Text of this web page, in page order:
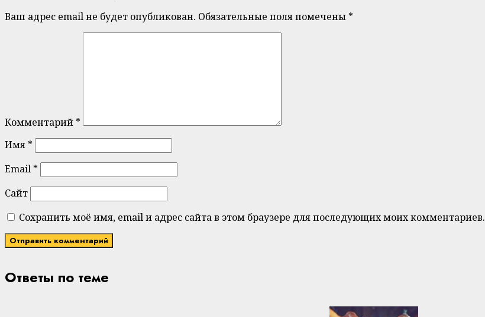
Ваш адрес email не будет опубликован. Обязательные поля помечены *
Комментарий *
Имя *
Email *
Сайт
Сохранить моё имя, email и адрес сайта в этом браузере для последующих моих комментариев.
Ответы по теме